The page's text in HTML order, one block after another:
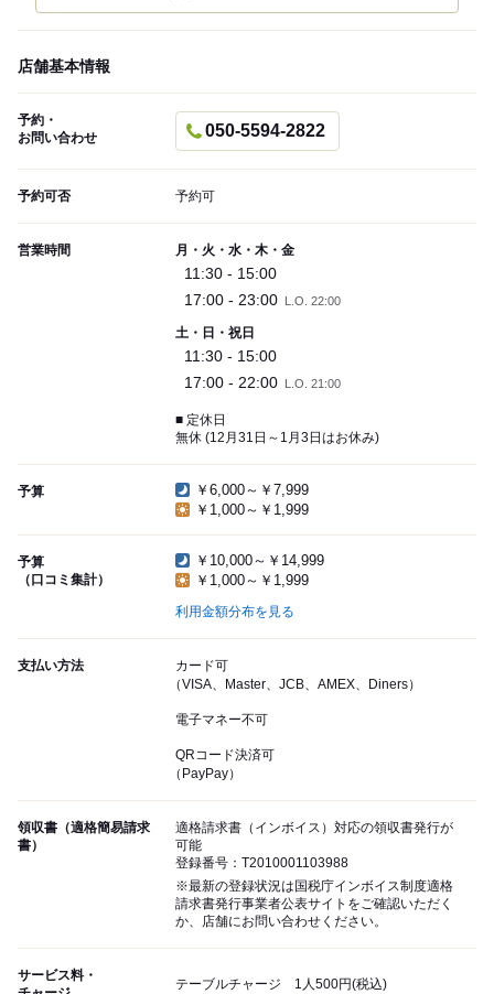
店舗基本情報
予約・
お問い合わせ
050-5594-2822
予約可否 予約可
営業時間 月・火・水・木・金
11:30 - 15:00
17:00 - 23:00 L.O. 22:00
土・日・祝日
11:30 - 15:00
17:00 - 22:00 L.O. 21:00
■ 定休日
無休 (12月31日～1月3日はお休み)
予算
￥6,000～￥7,999
￥1,000～￥1,999
予算
（口コミ集計）
￥10,000～￥14,999
￥1,000～￥1,999
利用金額分布を見る
支払い方法
カード可
（VISA、Master、JCB、AMEX、Diners）
電子マネー不可
QRコード決済可
（PayPay）
領収書（適格簡易請求
書）
適格請求書（インボイス）対応の領収書発行が
可能
登録番号：T2010001103988
※最新の登録状況は国税庁インボイス制度適格
請求書発行事業者公表サイトをご確認いただく
か、店舗にお問い合わせください。
サービス料・
テーブルチャージ 1人500円(税込)